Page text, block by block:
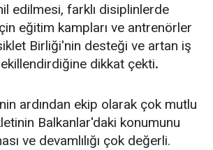
edilmesi, farklı disiplinlerde
eğitim kampları ve antrenörler
Birliği'nin desteği ve artan iş
dikkat çekti.
ardından ekip olarak çok mutlu
Balkanlar'daki konumunu
ve devamlılığı çok değerli.